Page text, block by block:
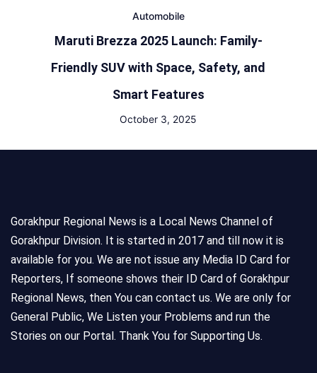
Automobile
Maruti Brezza 2025 Launch: Family-
Friendly SUV with Space, Safety, and
Smart Features
October 3, 2025
Gorakhpur Regional News is a Local News Channel of
Gorakhpur Division. It is started in 2017 and till now it is
available for you. We are not issue any Media ID Card for
Reporters, If someone shows their ID Card of Gorakhpur
Regional News, then You can contact us. We are only for
General Public, We Listen your Problems and run the
Stories on our Portal. Thank You for Supporting Us.